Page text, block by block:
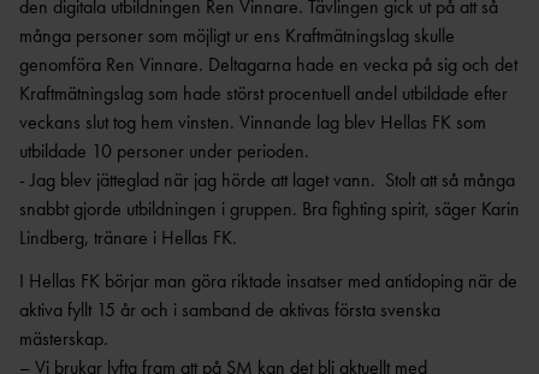
UTBILDNING
AR
MEDICINSK
DISPENS
VISTELSERAPPORTERI
NG
ANTIDOPINGPL
AN
TRYGGHET
INKLUDERANDE
UNGDOM
SVENSKA MÄSTERSKAP
SM-TÄVLINGAR OCH
GRENPROGRAM
SM-
BESTÄMMELSER
ANSÖK/ARRANGERA
MÄSTERSKAP
SÄKERHETSBESIKTNING LÅNGA
UNIVERSITETSMÄSTERSKAPEN
GP-
FINALEN
ATEA
FRIIDROTTSGALAN
PRENUMERATIONER
FÖRENINGSPRENUMERATI
ON
PRIVATPRENUMERATI
ON
den digitala utbildningen Ren Vinnare. Tävlingen gick ut på att så
många personer som möjligt ur ens Kraftmätningslag skulle
genomföra Ren Vinnare. Deltagarna hade en vecka på sig och det
Kraftmätningslag som hade störst procentuell andel utbildade efter
veckans slut tog hem vinsten. Vinnande lag blev Hellas FK som
utbildade 10 personer under perioden.
- Jag blev jätteglad när jag hörde att laget vann. Stolt att så många
snabbt gjorde utbildningen i gruppen. Bra fighting spirit, säger Karin
Lindberg, tränare i Hellas FK.
I Hellas FK börjar man göra riktade insatser med antidoping när de
aktiva fyllt 15 år och i samband de aktivas första svenska
mästerskap.
– Vi brukar lyfta fram att på SM kan det bli aktuellt med